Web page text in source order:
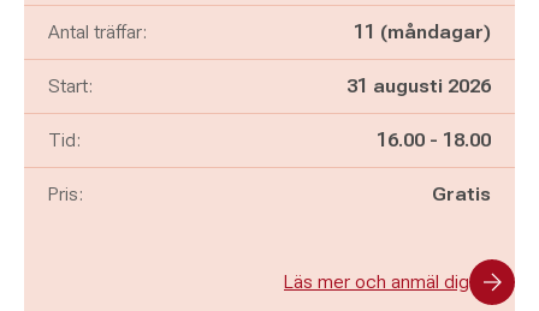
Antal träffar: 11 (måndagar)
Start: 31 augusti 2026
Tid: Pågår mellan
16.00 - och
18.00
Pris: Gratis
Läs mer och anmäl dig